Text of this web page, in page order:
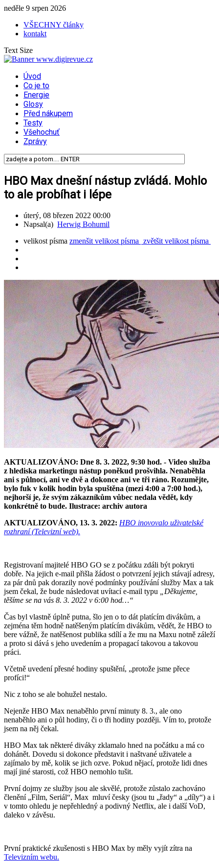
neděle 9 srpen 2026
VŠECHNY články
kontakt
Text Size
Úvod
Co je to
Energie
Glosy
Před nákupem
Testy
Všehochuť
Zprávy
HBO Max dnešní nástup zvládá. Mohlo
to ale probíhat i lépe
úterý, 08 březen 2022 00:00
Napsal(a) Herwig Bohumil
velikost písma zmenšit velikost písma zvětšit velikost písma
AKTUALIZOVÁNO: Dne 8. 3. 2022, 9:30 hod. - Video služba
z hlediska marketingu nástup poněkud prošvihla. Nenaběhla
ani s půlnocí, ani ve dvě a dokonce ani ve tři ráno. Rozumějte,
bylo fuk v kolik hodin byla spuštěna (mezi 4:00 a 7:00 hod.),
nejhorší je, že svým zákazníkům vůbec nedala vědět, kdy
konkrétně to bude. Ilustrace: archiv autora
AKTUALIZOVÁNO, 13. 3. 2022: HBO inovovalo uživatelské
rozhraní (Televizní web).
Registrovaní majitelé HBO GO se z počátku zdáli být pokryti
dobře. Na jejich e-mail přišla žádost o potvrzení jejich stávají adresy,
za pár dnů pak dorazily nové podmínky používání služby Max a tak
jsem čekal, že bude následovat uvítací e-mail typu
„Děkujeme,
těšíme se na vás 8. 3. 2022 v 6:00 hod…“
Čas byl vlastně úplně putna, šlo jen o to dát platícím divákům, a
zejména těm hodně natěšeným platícím divákům, vědět, že HBO to
bere vážně, že natěšenost publika sdílí a že mu na Maxu notně záleží
a proto si dává s jeho uvedením a propagací takovou a takovou
práci.
Včetně uvedení přesné hodiny spuštění, „protože jsme přece
profíci!“
Nic z toho se ale bohužel nestalo.
Nejenže HBO Max nenaběhlo první minuty 8. 3., ale ono
nenaběhlo ani o půl hodiny, či o tři hodiny později. Vím to, protože
jsem na něj čekal.
HBO Max tak některé diváky zklamalo hned na počátku a má co
dohánět. Dovedu si dokonce představit i naštvané uživatele a
zajímalo by mě, kolik se jich ozve. Pokud nějací, protože lidi dnes
mají jiné starosti, což HBO nemohlo tušit.
První dojmy ze služby jsou ale skvělé, protože zůstalo zachováno
členění „Film, Seriál“, Max mluví česky (jsou tu „řady“ a „díly“) a i
v tomto ohledu je nepřehledný a podivný Netflix, ale i další VoD,
daleko v závěsu.
První praktické zkušenosti s HBO Max by měly vyjít zítra na
Televizním webu.